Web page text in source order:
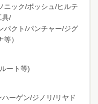
ニック/ボッシュ/ヒルテ
具/
パクト/パンチャー/ジグ
）
ート等)
ハーゲン/ジノリ/リヤド